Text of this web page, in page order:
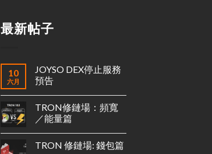
最新帖子
10
六月
JOYSO DEX停止服務
預告
TRON修鏈場：頻寬
／能量篇
TRON 修鏈場: 錢包篇